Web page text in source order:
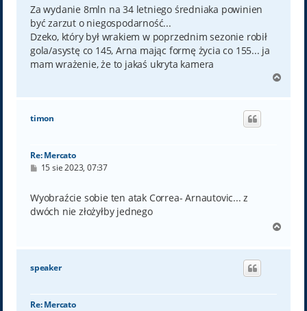
t
Za wydanie 8mln na 34 letniego średniaka powinien
być zarzut o niegospodarność...
Dzeko, który był wrakiem w poprzednim sezonie robił
gola/asystę co 145, Arna mając formę życia co 155... ja
mam wrażenie, że to jakaś ukryta kamera
g
timon
Re: Mercato
P
t
15 sie 2023, 07:37
Wyobraźcie sobie ten atak Correa- Arnautovic... z
dwóch nie złożyłby jednego
g
speaker
Re: Mercato